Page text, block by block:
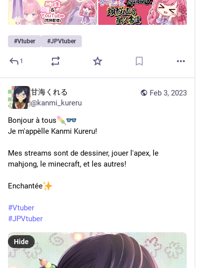
#Vtuber #JPVtuber
1
Feb 3, 2023
甘海くれる
@kanmi_kureru
Bonjour à tous
Je m'appèlle Kanmi Kureru!
Mes streams sont de dessiner, jouer l'apex, le
mahjong, le minecraft, et les autres!
Enchantée
#Vtuber
#JPVtuber
Hide